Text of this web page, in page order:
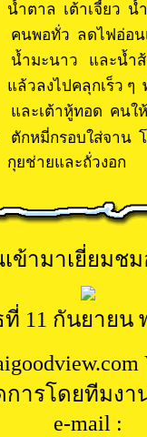
น้ำตาล เต้าเจี้ยว น้
คนพอทั่ว ลดไฟอ่อน
น้ำมะนาว และน้ำ
แล้วลงไปคลุกเร็ว ๆ
และเต้าหู้ทอด คนใ
ตักหมี่กรอบใส่จาน
กุยช่ายและถั่วงอ
ข้ามาเยี่ยมช
11 กันยายน
การโดยทีมง
e-mail :